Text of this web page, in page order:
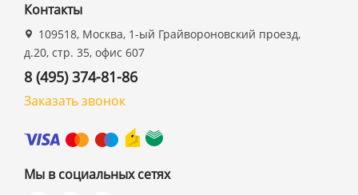
Контакты
109518, Москва, 1-ый Грайвороновский проезд,
д.20, стр. 35, офис 607
8 (495) 374-81-86
Заказать звонок
Мы в социальных сетях